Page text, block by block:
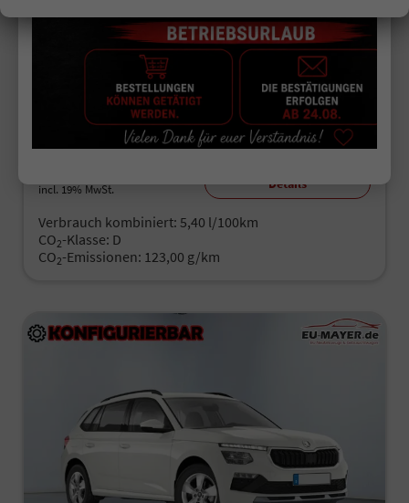
Skoda Kamiq
Classic | kostenlose Lieferung!
unverbindliche Lieferzeit: 4-7 Monate
499538 GetriebeSchalt. 6-Gang
Leistung 85 kW (116 PS)
incl. 19% MwSt. Details
Verbrauch kombiniert: 5,40 l/100km
CO2-Klasse: D
CO2-Emissionen: 123,00 g/km